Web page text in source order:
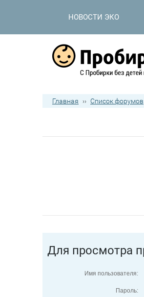
НОВОСТИ ЭКО
Главная ›› Список форумов
Для просмотра
Имя пользователя:
Пароль: